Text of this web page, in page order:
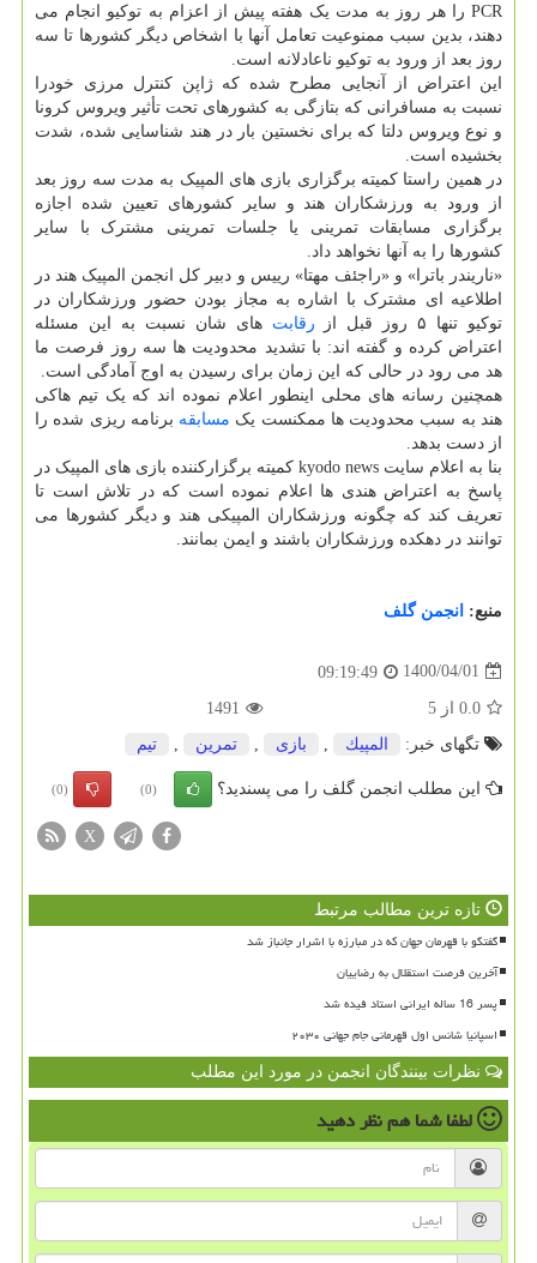
PCR را هر روز به مدت یک هفته پیش از اعزام به توکیو انجام می
دهند، بدین سبب ممنوعیت تعامل آنها با اشخاص دیگر کشورها تا سه
روز بعد از ورود به توکیو ناعادلانه است.
این اعتراض از آنجایی مطرح شده که ژاپن کنترل مرزی خودرا
نسبت به مسافرانی که بتازگی به کشورهای تحت تأثیر ویروس کرونا
و نوع ویروس دلتا که برای نخستین بار در هند شناسایی شده، شدت
بخشیده است.
در همین راستا کمیته برگزاری بازی های المپیک به مدت سه روز بعد
از ورود به ورزشکاران هند و سایر کشورهای تعیین شده اجازه
برگزاری مسابقات تمرینی یا جلسات تمرینی مشترک با سایر
کشورها را به آنها نخواهد داد.
«ناریندر باترا» و «راجئف مهتا» رییس و دبیر کل انجمن المپیک هند در
اطلاعیه ای مشترک با اشاره به مجاز بودن حضور ورزشکاران در
توکیو تنها ۵ روز قبل از
رقابت های شان نسبت به این مسئله
اعتراض کرده و گفته اند: با تشدید محدودیت ها سه روز فرصت ما
هد می رود در حالی که این زمان برای رسیدن به اوج آمادگی است.
همچنین رسانه های محلی اینطور اعلام نموده اند که یک تیم هاکی
هند به سبب محدودیت ها ممکنست یک مسابقه برنامه ریزی شده را
از دست بدهد.
بنا به اعلام سایت kyodo news کمیته برگزارکننده بازی های المپیک در
پاسخ به اعتراض هندی ها اعلام نموده است که در تلاش است تا
تعریف کند که چگونه ورزشکاران المپیکی هند و دیگر کشورها می
توانند در دهکده ورزشکاران باشند و ایمن بمانند.
منبع: انجمن گلف
1400/04/01
09:19:49
0.0 از 5
1491
تگهای خبر:
المپیك بازی تمرین تیم
این مطلب انجمن گلف را می پسندید؟ (0)
(0)
X
تازه ترین مطالب مرتبط
گفتگو با قهرمان جهان که در مبارزه با اشرار جانباز شد
آخرین فرصت استقلال به رضاییان
پسر 16 ساله ایرانی استاد فیده شد
اسپانیا شانس اول قهرمانی جام جهانی ۲۰۳۰
نظرات بینندگان انجمن در مورد این مطلب
لطفا شما همنظر دهید